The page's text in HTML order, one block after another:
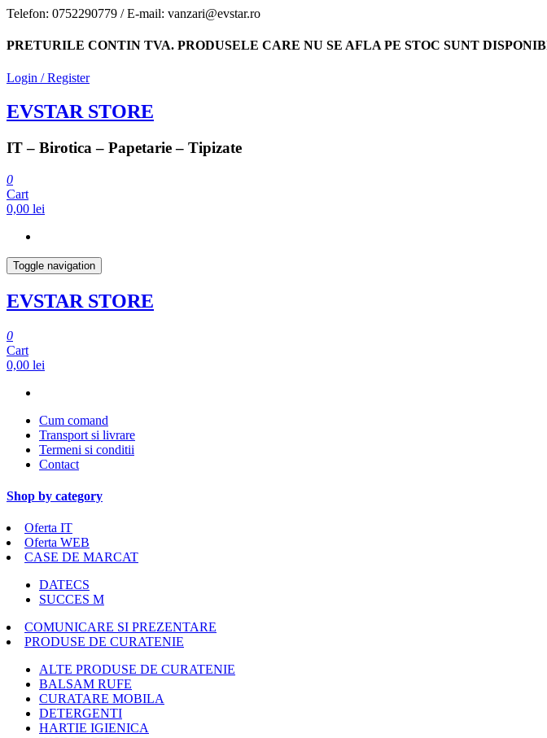
Skip
the
Telefon: 0752290779 / E-mail: vanzari@evstar.ro
PRETURILE CONTIN TVA. PRODUSELE CARE NU SE AFLA PE STOC SUNT
Login / Register
EVSTAR STORE
IT – Birotica – Papetarie – Tipizate
0
Cart
0,00 lei
Toggle navigation
EVSTAR STORE
0
Cart
0,00 lei
Cum comand
Transport si livrare
Termeni si conditii
Contact
Shop by category
Oferta IT
Oferta WEB
CASE DE MARCAT
DATECS
SUCCES M
COMUNICARE SI PREZENTARE
PRODUSE DE CURATENIE
ALTE PRODUSE DE CURATENIE
BALSAM RUFE
CURATARE MOBILA
DETERGENTI
HARTIE IGIENICA